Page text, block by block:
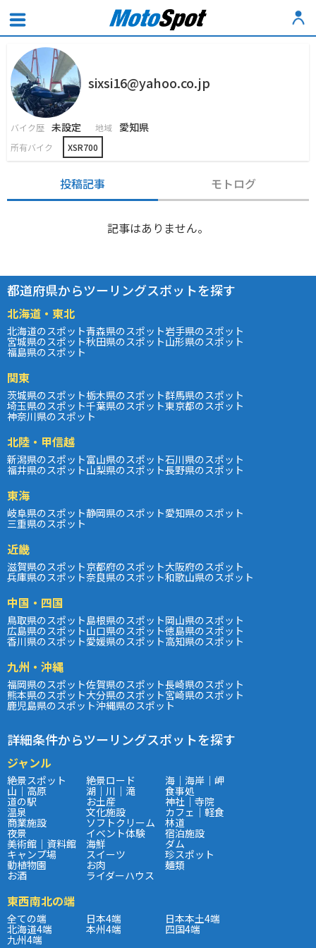
sixsi16@yahoo.co.jp
バイク歴 未設定 地域 愛知県
所有バイク XSR700
投稿記事 モトログ
記事はありません。
都道府県からツーリングスポットを探す
北海道・東北
北海道のスポット青森県のスポット岩手県のスポット
宮城県のスポット秋田県のスポット山形県のスポット
福島県のスポット
関東
茨城県のスポット栃木県のスポット群馬県のスポット
埼玉県のスポット千葉県のスポット東京都のスポット
神奈川県のスポット
北陸・甲信越
新潟県のスポット富山県のスポット石川県のスポット
福井県のスポット山梨県のスポット長野県のスポット
東海
岐阜県のスポット静岡県のスポット愛知県のスポット
三重県のスポット
近畿
滋賀県のスポット京都府のスポット大阪府のスポット
兵庫県のスポット奈良県のスポット和歌山県のスポット
中国・四国
鳥取県のスポット島根県のスポット岡山県のスポット
広島県のスポット山口県のスポット徳島県のスポット
香川県のスポット愛媛県のスポット高知県のスポット
九州・沖縄
福岡県のスポット佐賀県のスポット長崎県のスポット
熊本県のスポット大分県のスポット宮崎県のスポット
鹿児島県のスポット沖縄県のスポット
詳細条件からツーリングスポットを探す
ジャンル
絶景スポット 絶景ロード 海｜海岸｜岬
山｜高原 湖｜川｜滝 食事処
道の駅 お土産 神社｜寺院
温泉 文化施設 カフェ｜軽食
商業施設 ソフトクリーム 林道
夜景 イベント体験 宿泊施設
美術館｜資料館 海鮮 ダム
キャンプ場 スイーツ 珍スポット
動植物園 お肉 麺類
お酒 ライダーハウス
東西南北の端
全ての端 日本4端 日本本土4端
北海道4端 本州4端 四国4端
九州4端